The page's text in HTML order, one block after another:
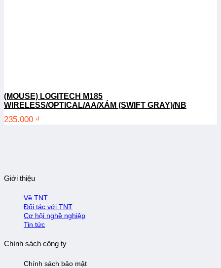
(MOUSE) LOGITECH M185
WIRELESS/OPTICAL/AA/XÁM (SWIFT GRAY)/NB
235.000 ₫
Giới thiệu
Về TNT
Đối tác với TNT
Cơ hội nghề nghiệp
Tin tức
Chính sách công ty
Chính sách bảo mật